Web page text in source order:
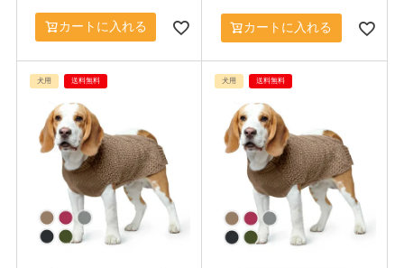
カートに入れる カートに入れる
犬用 送料無料 犬用 送料無料